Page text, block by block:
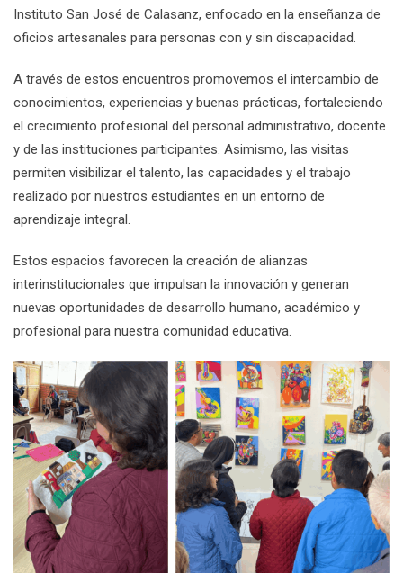
Instituto San José de Calasanz, enfocado en la enseñanza de
oficios artesanales para personas con y sin discapacidad.
A través de estos encuentros promovemos el intercambio de
conocimientos, experiencias y buenas prácticas, fortaleciendo
el crecimiento profesional del personal administrativo, docente
y de las instituciones participantes. Asimismo, las visitas
permiten visibilizar el talento, las capacidades y el trabajo
realizado por nuestros estudiantes en un entorno de
aprendizaje integral.
Estos espacios favorecen la creación de alianzas
interinstitucionales que impulsan la innovación y generan
nuevas oportunidades de desarrollo humano, académico y
profesional para nuestra comunidad educativa.